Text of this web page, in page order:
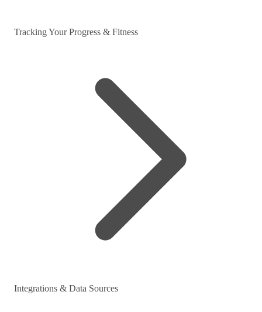
Tracking Your Progress & Fitness
Integrations & Data Sources